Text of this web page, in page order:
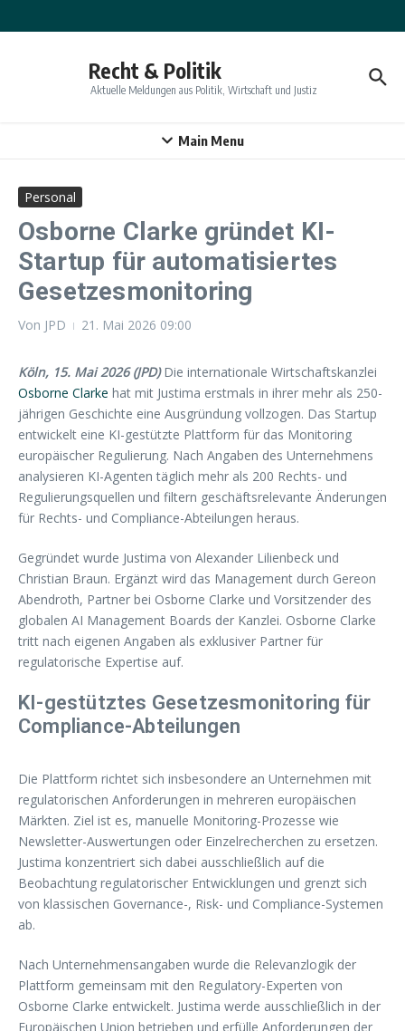
Recht & Politik
Aktuelle Meldungen aus Politik, Wirtschaft und Justiz
Main Menu
Personal
Osborne Clarke gründet KI-
Startup für automatisiertes
Gesetzesmonitoring
Von JPD 21. Mai 2026 09:00
Köln, 15. Mai 2026 (JPD)Die internationale Wirtschaftskanzlei
Osborne Clarke hat mit Justima erstmals in ihrer mehr als 250-
jährigen Geschichte eine Ausgründung vollzogen. Das Startup
entwickelt eine KI-gestützte Plattform für das Monitoring
europäischer Regulierung. Nach Angaben des Unternehmens
analysieren KI-Agenten täglich mehr als 200 Rechts- und
Regulierungsquellen und filtern geschäftsrelevante Änderungen
für Rechts- und Compliance-Abteilungen heraus.
Gegründet wurde Justima von Alexander Lilienbeck und
Christian Braun. Ergänzt wird das Management durch Gereon
Abendroth, Partner bei Osborne Clarke und Vorsitzender des
globalen AI Management Boards der Kanzlei. Osborne Clarke
tritt nach eigenen Angaben als exklusiver Partner für
regulatorische Expertise auf.
KI-gestütztes Gesetzesmonitoring für
Compliance-Abteilungen
Die Plattform richtet sich insbesondere an Unternehmen mit
regulatorischen Anforderungen in mehreren europäischen
Märkten. Ziel ist es, manuelle Monitoring-Prozesse wie
Newsletter-Auswertungen oder Einzelrecherchen zu ersetzen.
Justima konzentriert sich dabei ausschließlich auf die
Beobachtung regulatorischer Entwicklungen und grenzt sich
von klassischen Governance-, Risk- und Compliance-Systemen
ab.
Nach Unternehmensangaben wurde die Relevanzlogik der
Plattform gemeinsam mit den Regulatory-Experten von
Osborne Clarke entwickelt. Justima werde ausschließlich in der
Europäischen Union betrieben und erfülle Anforderungen der